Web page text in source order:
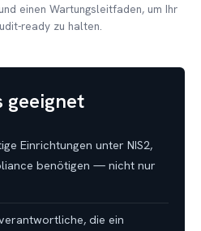
einen Wartungsleitfaden, um Ihr
ready zu halten.
geeignet
Einrichtungen unter NIS2,
benötigen — nicht nur
die ein